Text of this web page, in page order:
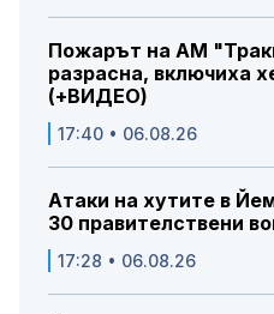
Пожарът на АМ
разрасна, включиха
(+ВИДЕО)
17:40 • 06.08.26
Атаки на хутите в
30 правителствени
17:28 • 06.08.26